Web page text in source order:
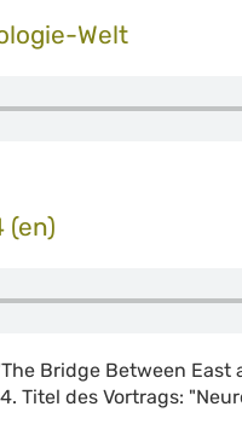
Welt
(en)
Bridge Between East
Titel des Vortrags: